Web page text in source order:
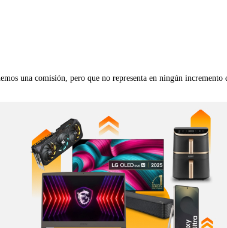
una comisión, pero que no representa en ningún